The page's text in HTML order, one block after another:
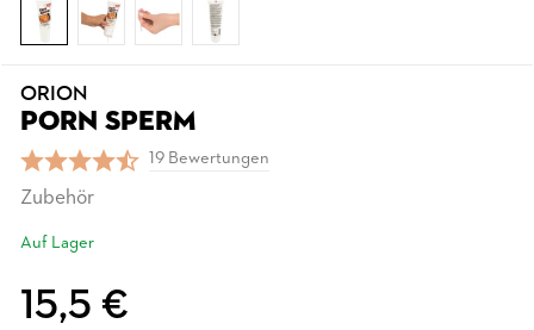
ORION
PORN SPERM
19 Bewertungen
Zubehör
Auf Lager
15,5 €